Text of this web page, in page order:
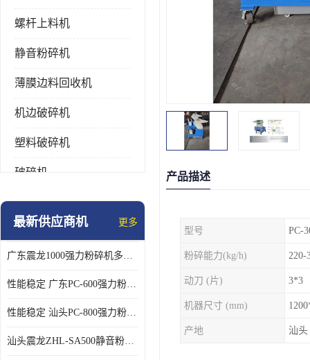
螺杆上料机
静音粉碎机
薄膜边料回收机
机边破碎机
塑料破碎机
破碎机
强力粉碎机
最新供应商机 更多
广东震龙1000强力粉碎机多少钱一台 使用方便
性能稳定 广东PC-600强力粉碎机电话
性能稳定 汕头PC-800强力粉碎机厂家批发
汕头震龙ZHL-SA500静音粉碎机多少钱一台
产品描述
型号 PC-
粉碎能力(kg/h) 220-
动刀 (片) 3*3
机器尺寸 (mm)
产地 汕头